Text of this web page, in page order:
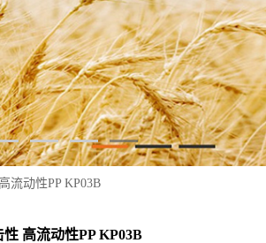
流动性PP KP03B
性 高流动性PP KP03B